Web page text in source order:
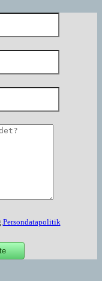
Persondatapolitik